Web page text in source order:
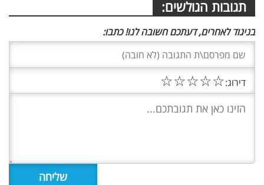
תגובות הגולשים:
בניגוד לאחרים, דעתכם חשובה לנו! כתבו:
דירוג:☆
☆
☆
☆
☆